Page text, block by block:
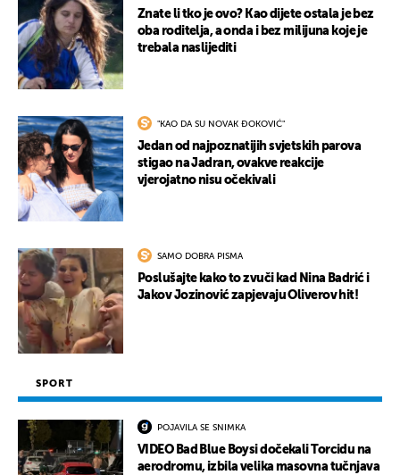
Znate li tko je ovo? Kao dijete ostala je bez
oba roditelja, a onda i bez milijuna koje je
trebala naslijediti
"KAO DA SU NOVAK ĐOKOVIĆ"
Jedan od najpoznatijih svjetskih parova
stigao na Jadran, ovakve reakcije
vjerojatno nisu očekivali
SAMO DOBRA PISMA
Poslušajte kako to zvuči kad Nina Badrić i
Jakov Jozinović zapjevaju Oliverov hit!
SPORT
POJAVILA SE SNIMKA
VIDEO Bad Blue Boysi dočekali Torcidu na
aerodromu, izbila velika masovna tučnjava